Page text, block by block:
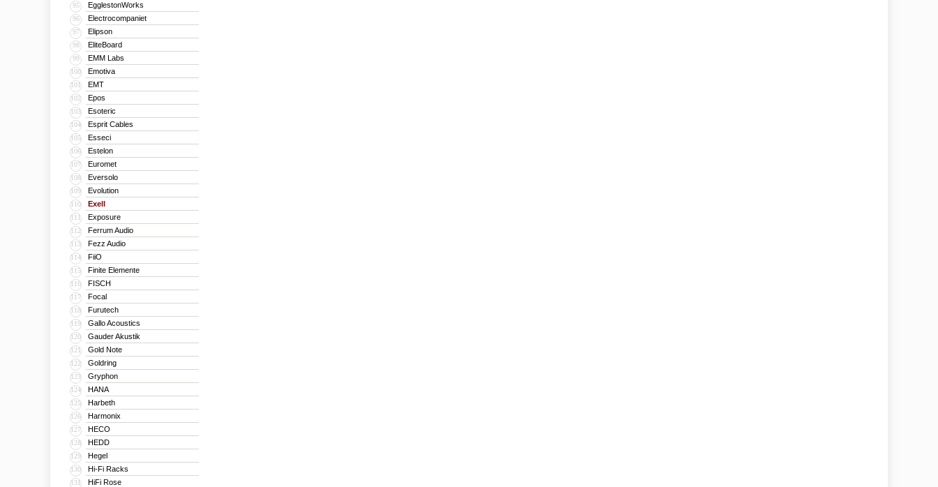
95 EgglestonWorks
96 Electrocompaniet
97 Elipson
98 EliteBoard
99 EMM Labs
100 Emotiva
101 EMT
102 Epos
103 Esoteric
104 Esprit Cables
105 Esseci
106 Estelon
107 Euromet
108 Eversolo
109 Evolution
110 Exell
111 Exposure
112 Ferrum Audio
113 Fezz Audio
114 FiiO
115 Finite Elemente
116 FISCH
117 Focal
118 Furutech
119 Gallo Acoustics
120 Gauder Akustik
121 Gold Note
122 Goldring
123 Gryphon
124 HANA
125 Harbeth
126 Harmonix
127 HECO
128 HEDD
129 Hegel
130 Hi-Fi Racks
131 HiFi Rose